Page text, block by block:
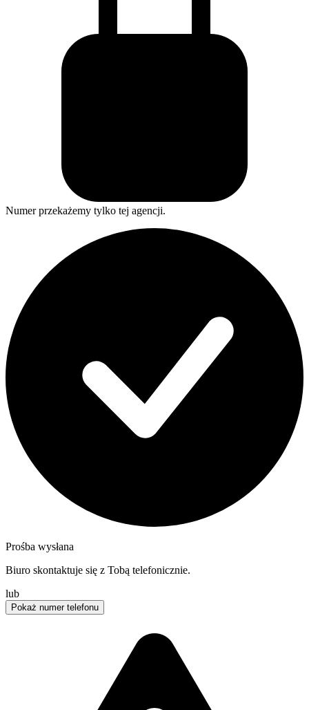
Numer przekażemy tylko tej agencji.
Prośba wysłana
Biuro skontaktuje się z Tobą telefonicznie.
lub
Pokaż numer telefonu